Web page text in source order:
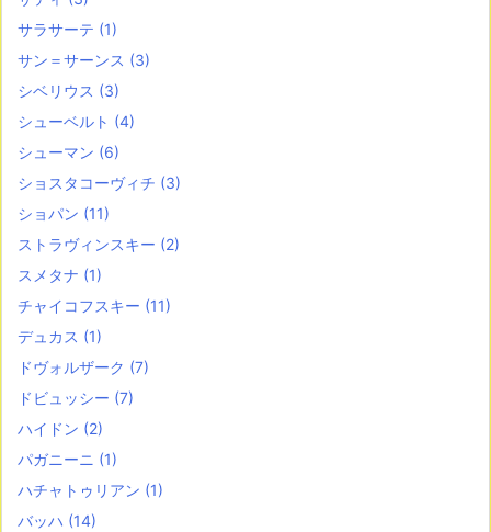
サラサーテ (1)
サン＝サーンス (3)
シベリウス (3)
シューベルト (4)
シューマン (6)
ショスタコーヴィチ (3)
ショパン (11)
ストラヴィンスキー (2)
スメタナ (1)
チャイコフスキー (11)
デュカス (1)
ドヴォルザーク (7)
ドビュッシー (7)
ハイドン (2)
パガニーニ (1)
ハチャトゥリアン (1)
バッハ (14)